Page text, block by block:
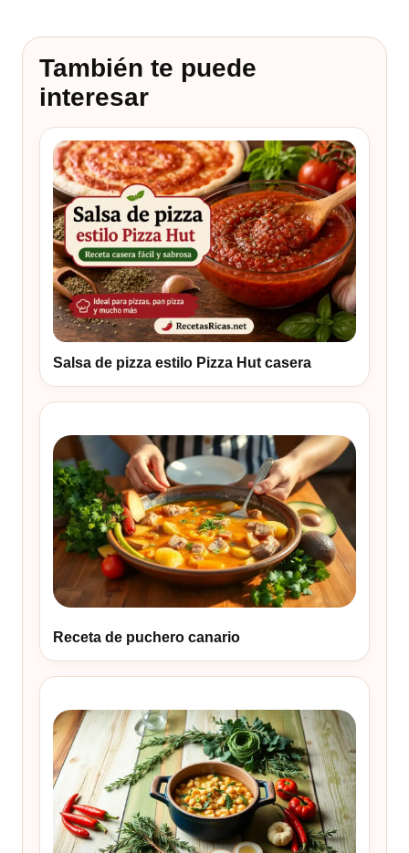
También te puede
interesar
Salsa de pizza estilo Pizza Hut casera
Receta de puchero canario